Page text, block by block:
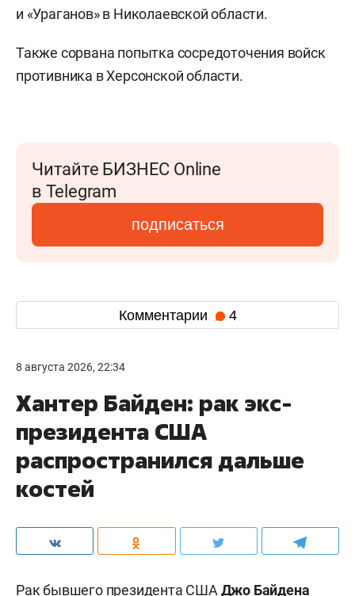
и «Ураганов» в Николаевской области.
Также сорвана попытка сосредоточения войск
противника в Херсонской области.
Читайте БИЗНЕС Online
в Telegram
подписаться
Комментарии 4
8 августа 2026, 22:34
Хантер Байден: рак экс-
президента США
распространился дальше
костей
Рак бывшего президента США Джо Байдена